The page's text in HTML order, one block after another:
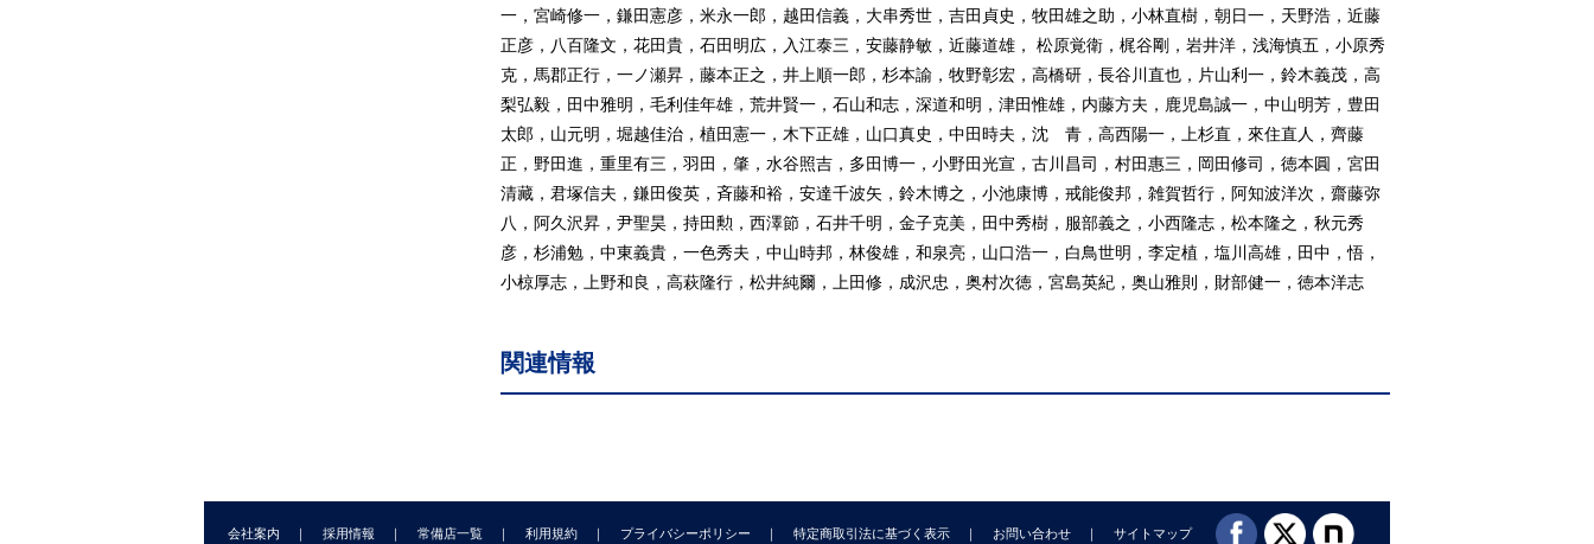
3.4 窒化物半導体
3.5 Ⅱ-Ⅵ族化合物半導体
3.6 Ⅳ-Ⅵ族化合物半導体
3.7 カルコパイライト系半導体
3.8 アモルファス半導体
3.9 熱電半導体材料
3.10 IC・LSI関連材料
4. 誘電体材料
4.1 誘 電 特 性
4.2 強 誘 電 体
4.5 メモリー用誘電体材料
4.6 圧電体材料
一，宮崎修一，鎌田憲彦，米永一郎，越田信義，大串秀世，吉田貞史，牧田雄之助，小林直樹，朝日一，天野浩，近藤
正彦，八百隆文，花田貴，石田明広，入江泰三，安藤静敏，近藤道雄， 松原覚衛，梶谷剛，岩井洋，浅海慎五，小原秀
克，馬郡正行，一ノ瀬昇，藤本正之，井上順一郎，杉本諭，牧野彰宏，高橋研，長谷川直也，片山利一，鈴木義茂，高
梨弘毅，田中雅明，毛利佳年雄，荒井賢一，石山和志，深道和明，津田惟雄，内藤方夫，鹿児島誠一，中山明芳，豊田
太郎，山元明，堀越佳治，植田憲一，木下正雄，山口真史，中田時夫，沈 青，高西陽一，上杉直，來住直人，齊藤
正，野田進，重里有三，羽田，肇，水谷照吉，多田博一，小野田光宣，古川昌司，村田惠三，岡田修司，徳本圓，宮田
清藏，君塚信夫，鎌田俊英，斉藤和裕，安達千波矢，鈴木博之，小池康博，戒能俊邦，雑賀哲行，阿知波洋次，齋藤弥
八，阿久沢昇，尹聖昊，持田勲，西澤節，石井千明，金子克美，田中秀樹，服部義之，小西隆志，松本隆之，秋元秀
彦，杉浦勉，中東義貴，一色秀夫，中山時邦，林俊雄，和泉亮，山口浩一，白鳥世明，李定植，塩川高雄，田中，悟，
小椋厚志，上野和良，高萩隆行，松井純爾，上田修，成沢忠，奥村次徳，宮島英紀，奥山雅則，財部健一，徳本洋志
関連情報
会社案内 採用情報 常備店一覧 利用規約 プライバシーポリシー 特定商取引法に基づく表示 お問い合わせ サイトマップ